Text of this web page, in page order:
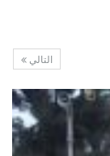
التالي